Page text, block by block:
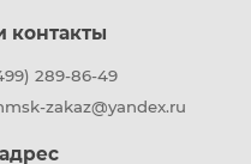
контакты
289-86-49
zakaz@yandex.ru